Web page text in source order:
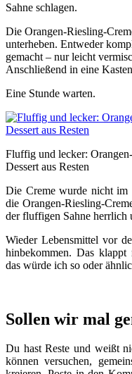
Sahne schlagen.
Die Orangen-Riesling-
unterheben. Entweder
gemacht – nur leicht
Anschließend in eine
Eine Stunde warten.
Fluffig und lecker:
Dessert aus Resten
Die Creme wurde nicht im
die Orangen-Riesling-
der fluffigen Sahne herrlich
Wieder Lebensmittel vor
hinbekommen. Das
das würde ich so oder
Sollen wir mal
Du hast Reste und weißt
können versuchen,